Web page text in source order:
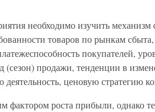
необходимо изучить
товаров по рынкам
покупателей,
(сезон) продажи, тенденции в
ценовую стратегию
фактором роста прибыли, однако